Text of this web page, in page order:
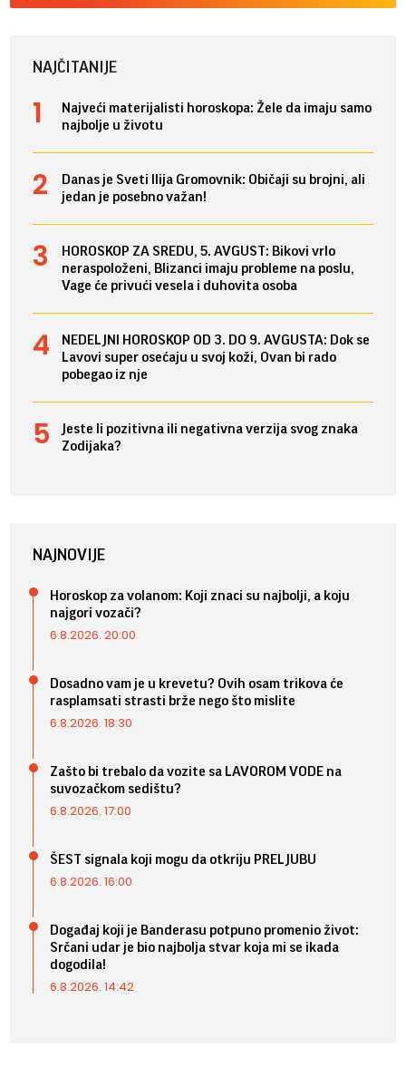
NAJČITANIJE
Najveći materijalisti horoskopa: Žele da imaju samo
najbolje u životu
Danas je Sveti Ilija Gromovnik: Običaji su brojni, ali
jedan je posebno važan!
HOROSKOP ZA SREDU, 5. AVGUST: Bikovi vrlo
neraspoloženi, Blizanci imaju probleme na poslu,
Vage će privući vesela i duhovita osoba
NEDELJNI HOROSKOP OD 3. DO 9. AVGUSTA: Dok se
Lavovi super osećaju u svoj koži, Ovan bi rado
pobegao iz nje
Jeste li pozitivna ili negativna verzija svog znaka
Zodijaka?
NAJNOVIJE
Horoskop za volanom: Koji znaci su najbolji, a koju
najgori vozači?
6.8.2026. 20:00
Dosadno vam je u krevetu? Ovih osam trikova će
rasplamsati strasti brže nego što mislite
6.8.2026. 18:30
Zašto bi trebalo da vozite sa LAVOROM VODE na
suvozačkom sedištu?
6.8.2026. 17:00
ŠEST signala koji mogu da otkriju PRELJUBU
6.8.2026. 16:00
Događaj koji je Banderasu potpuno promenio život:
Srčani udar je bio najbolja stvar koja mi se ikada
dogodila!
6.8.2026. 14:42